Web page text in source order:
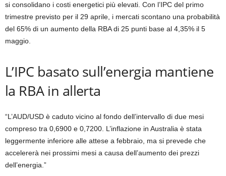
si consolidano i costi energetici più elevati. Con l’IPC del primo
trimestre previsto per il 29 aprile, i mercati scontano una probabilità
del 65% di un aumento della RBA di 25 punti base al 4,35% il 5
maggio.
L’IPC basato sull’energia mantiene
la RBA in allerta
“L’AUD/USD è caduto vicino al fondo dell’intervallo di due mesi
compreso tra 0,6900 e 0,7200. L’inflazione in Australia è stata
leggermente inferiore alle attese a febbraio, ma si prevede che
accelererà nei prossimi mesi a causa dell’aumento dei prezzi
dell’energia.”